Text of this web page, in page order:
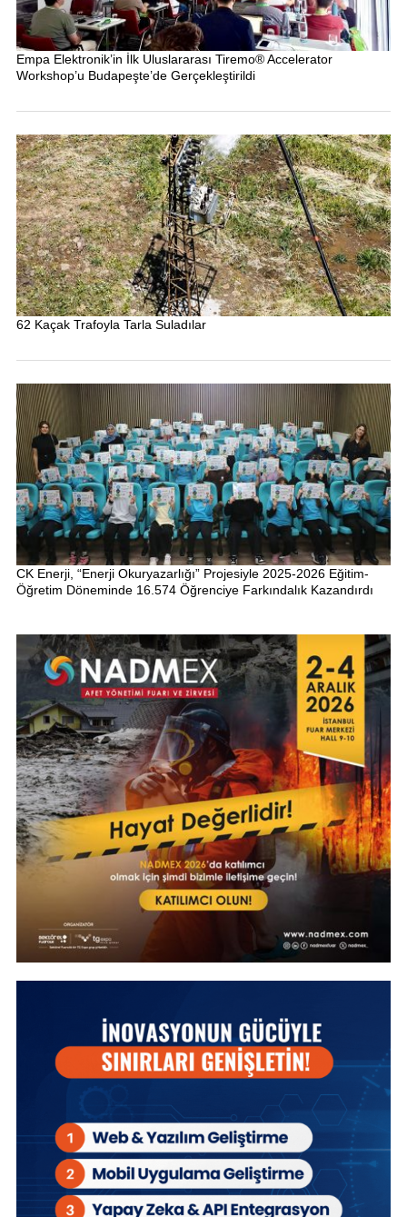
Empa Elektronik’in İlk Uluslararası Tiremo® Accelerator
Workshop’u Budapeşte’de Gerçekleştirildi
62 Kaçak Trafoyla Tarla Suladılar
CK Enerji, “Enerji Okuryazarlığı” Projesiyle 2025-2026 Eğitim-
Öğretim Döneminde 16.574 Öğrenciye Farkındalık Kazandırdı